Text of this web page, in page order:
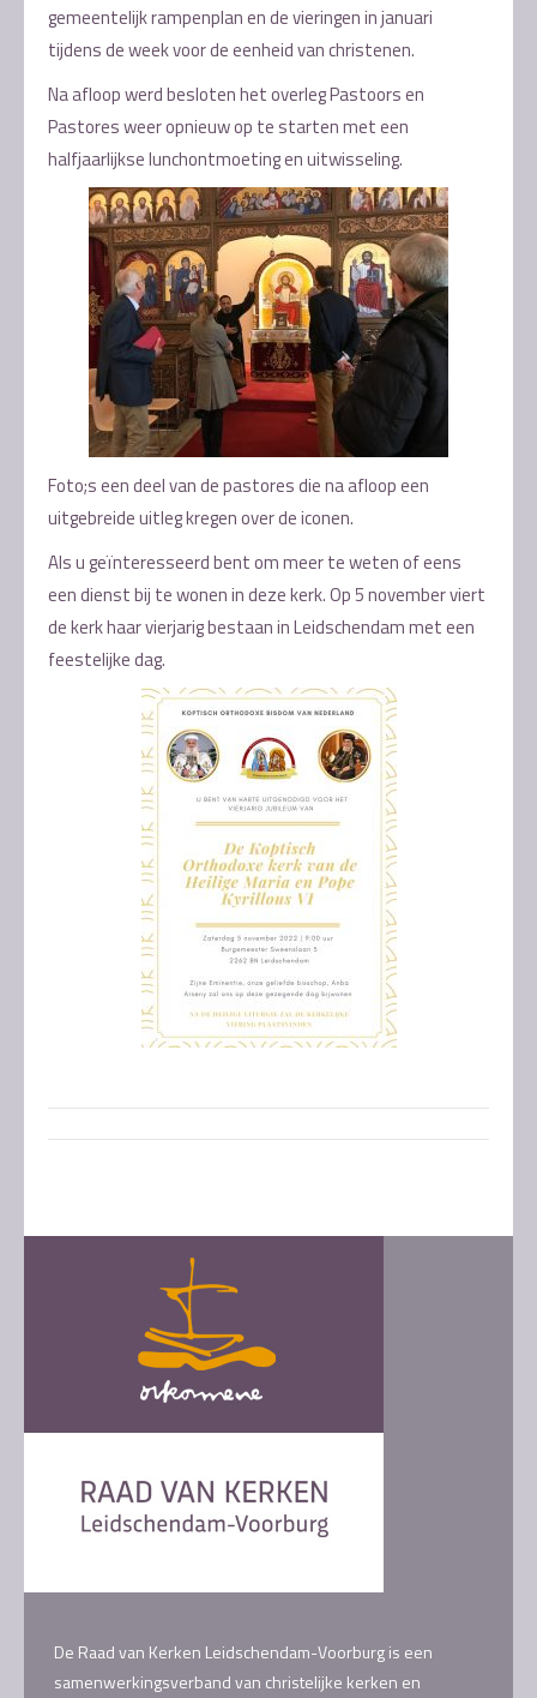
gemeentelijk rampenplan en de vieringen in januari
tijdens de week voor de eenheid van christenen.
Na afloop werd besloten het overleg Pastoors en
Pastores weer opnieuw op te starten met een
halfjaarlijkse lunchontmoeting en uitwisseling.
Foto;s een deel van de pastores die na afloop een
uitgebreide uitleg kregen over de iconen.
Als u geïnteresseerd bent om meer te weten of eens
een dienst bij te wonen in deze kerk. Op 5 november viert
de kerk haar vierjarig bestaan in Leidschendam met een
feestelijke dag.
Post
De Raad van Kerken Leidschendam-Voorburg is een
samenwerkingsverband van christelijke kerken en